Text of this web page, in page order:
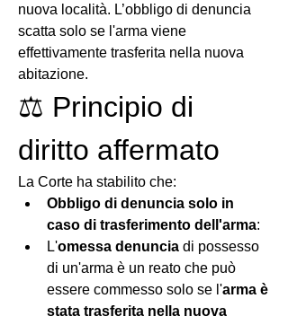
nuova località. L’obbligo di denuncia
scatta solo se l'arma viene
effettivamente trasferita nella nuova
abitazione.
⚖️ Principio di
diritto affermato
La Corte ha stabilito che:
Obbligo di denuncia solo in
caso di trasferimento dell'arma:
L'omessa denuncia di possesso
di un'arma è un reato che può
essere commesso solo se l'arma è
stata trasferita nella nuova